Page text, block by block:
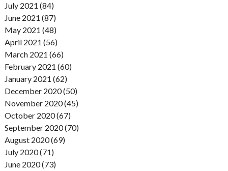
July 2021 (84)
June 2021 (87)
May 2021 (48)
April 2021 (56)
March 2021 (66)
February 2021 (60)
January 2021 (62)
December 2020 (50)
November 2020 (45)
October 2020 (67)
September 2020 (70)
August 2020 (69)
July 2020 (71)
June 2020 (73)